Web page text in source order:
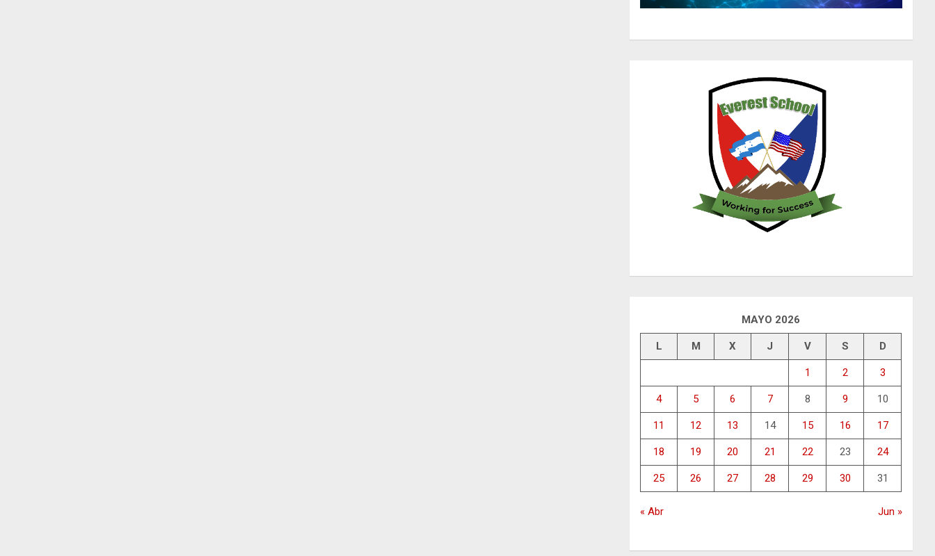
MAYO 2026
L M X J V S D
1 2 3
4 5 6 7 8 9 10
11 12 13 14 15 16 17
18 19 20 21 22 23 24
25 26 27 28 29 30 31
« Abr Jun »